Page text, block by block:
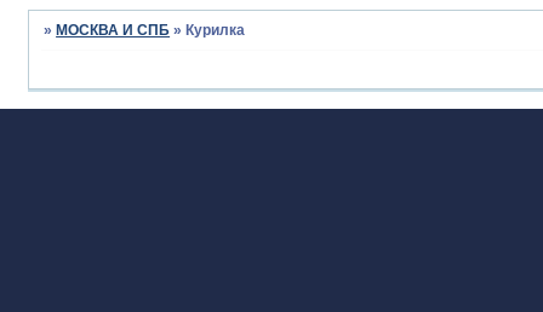
» МОСКВА И СПБ » Курилка